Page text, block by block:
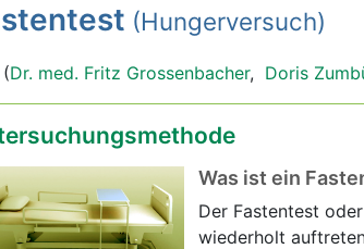
(Hungerversuch)
Dr. med. Fritz Grossenbacher, Doris
Was ist ein
Der Fastentest
wiederholt